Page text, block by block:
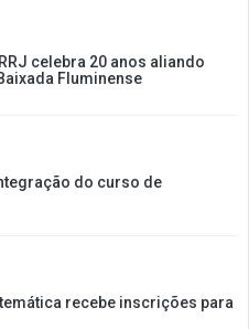
celebra 20 anos aliando
Fluminense
do curso de
recebe inscrições para